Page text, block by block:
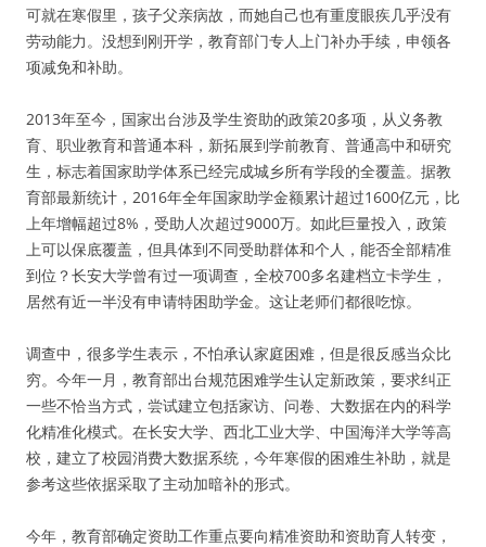
可就在寒假里，孩子父亲病故，而她自己也有重度眼疾几乎没有
劳动能力。没想到刚开学，教育部门专人上门补办手续，申领各
项减免和补助。
2013年至今，国家出台涉及学生资助的政策20多项，从义务教
育、职业教育和普通本科，新拓展到学前教育、普通高中和研究
生，标志着国家助学体系已经完成城乡所有学段的全覆盖。据教
育部最新统计，2016年全年国家助学金额累计超过1600亿元，比
上年增幅超过8%，受助人次超过9000万。如此巨量投入，政策
上可以保底覆盖，但具体到不同受助群体和个人，能否全部精准
到位？长安大学曾有过一项调查，全校700多名建档立卡学生，
居然有近一半没有申请特困助学金。这让老师们都很吃惊。
调查中，很多学生表示，不怕承认家庭困难，但是很反感当众比
穷。今年一月，教育部出台规范困难学生认定新政策，要求纠正
一些不恰当方式，尝试建立包括家访、问卷、大数据在内的科学
化精准化模式。在长安大学、西北工业大学、中国海洋大学等高
校，建立了校园消费大数据系统，今年寒假的困难生补助，就是
参考这些依据采取了主动加暗补的形式。
今年，教育部确定资助工作重点要向精准资助和资助育人转变，